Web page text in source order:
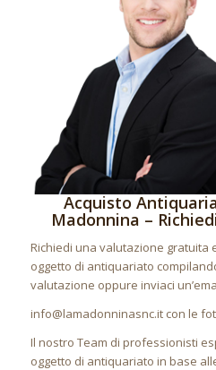
Acquisto
Madonnina –
Richiedi una valutazione gratuita
oggetto di antiquariato
valutazione oppure inviaci
info@lamadonninasnc.it con le
Il nostro Team di professionisti
oggetto di antiquariato in base